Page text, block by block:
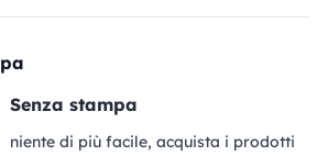
Senza stampa
niente di più facile, acquista i prodotti